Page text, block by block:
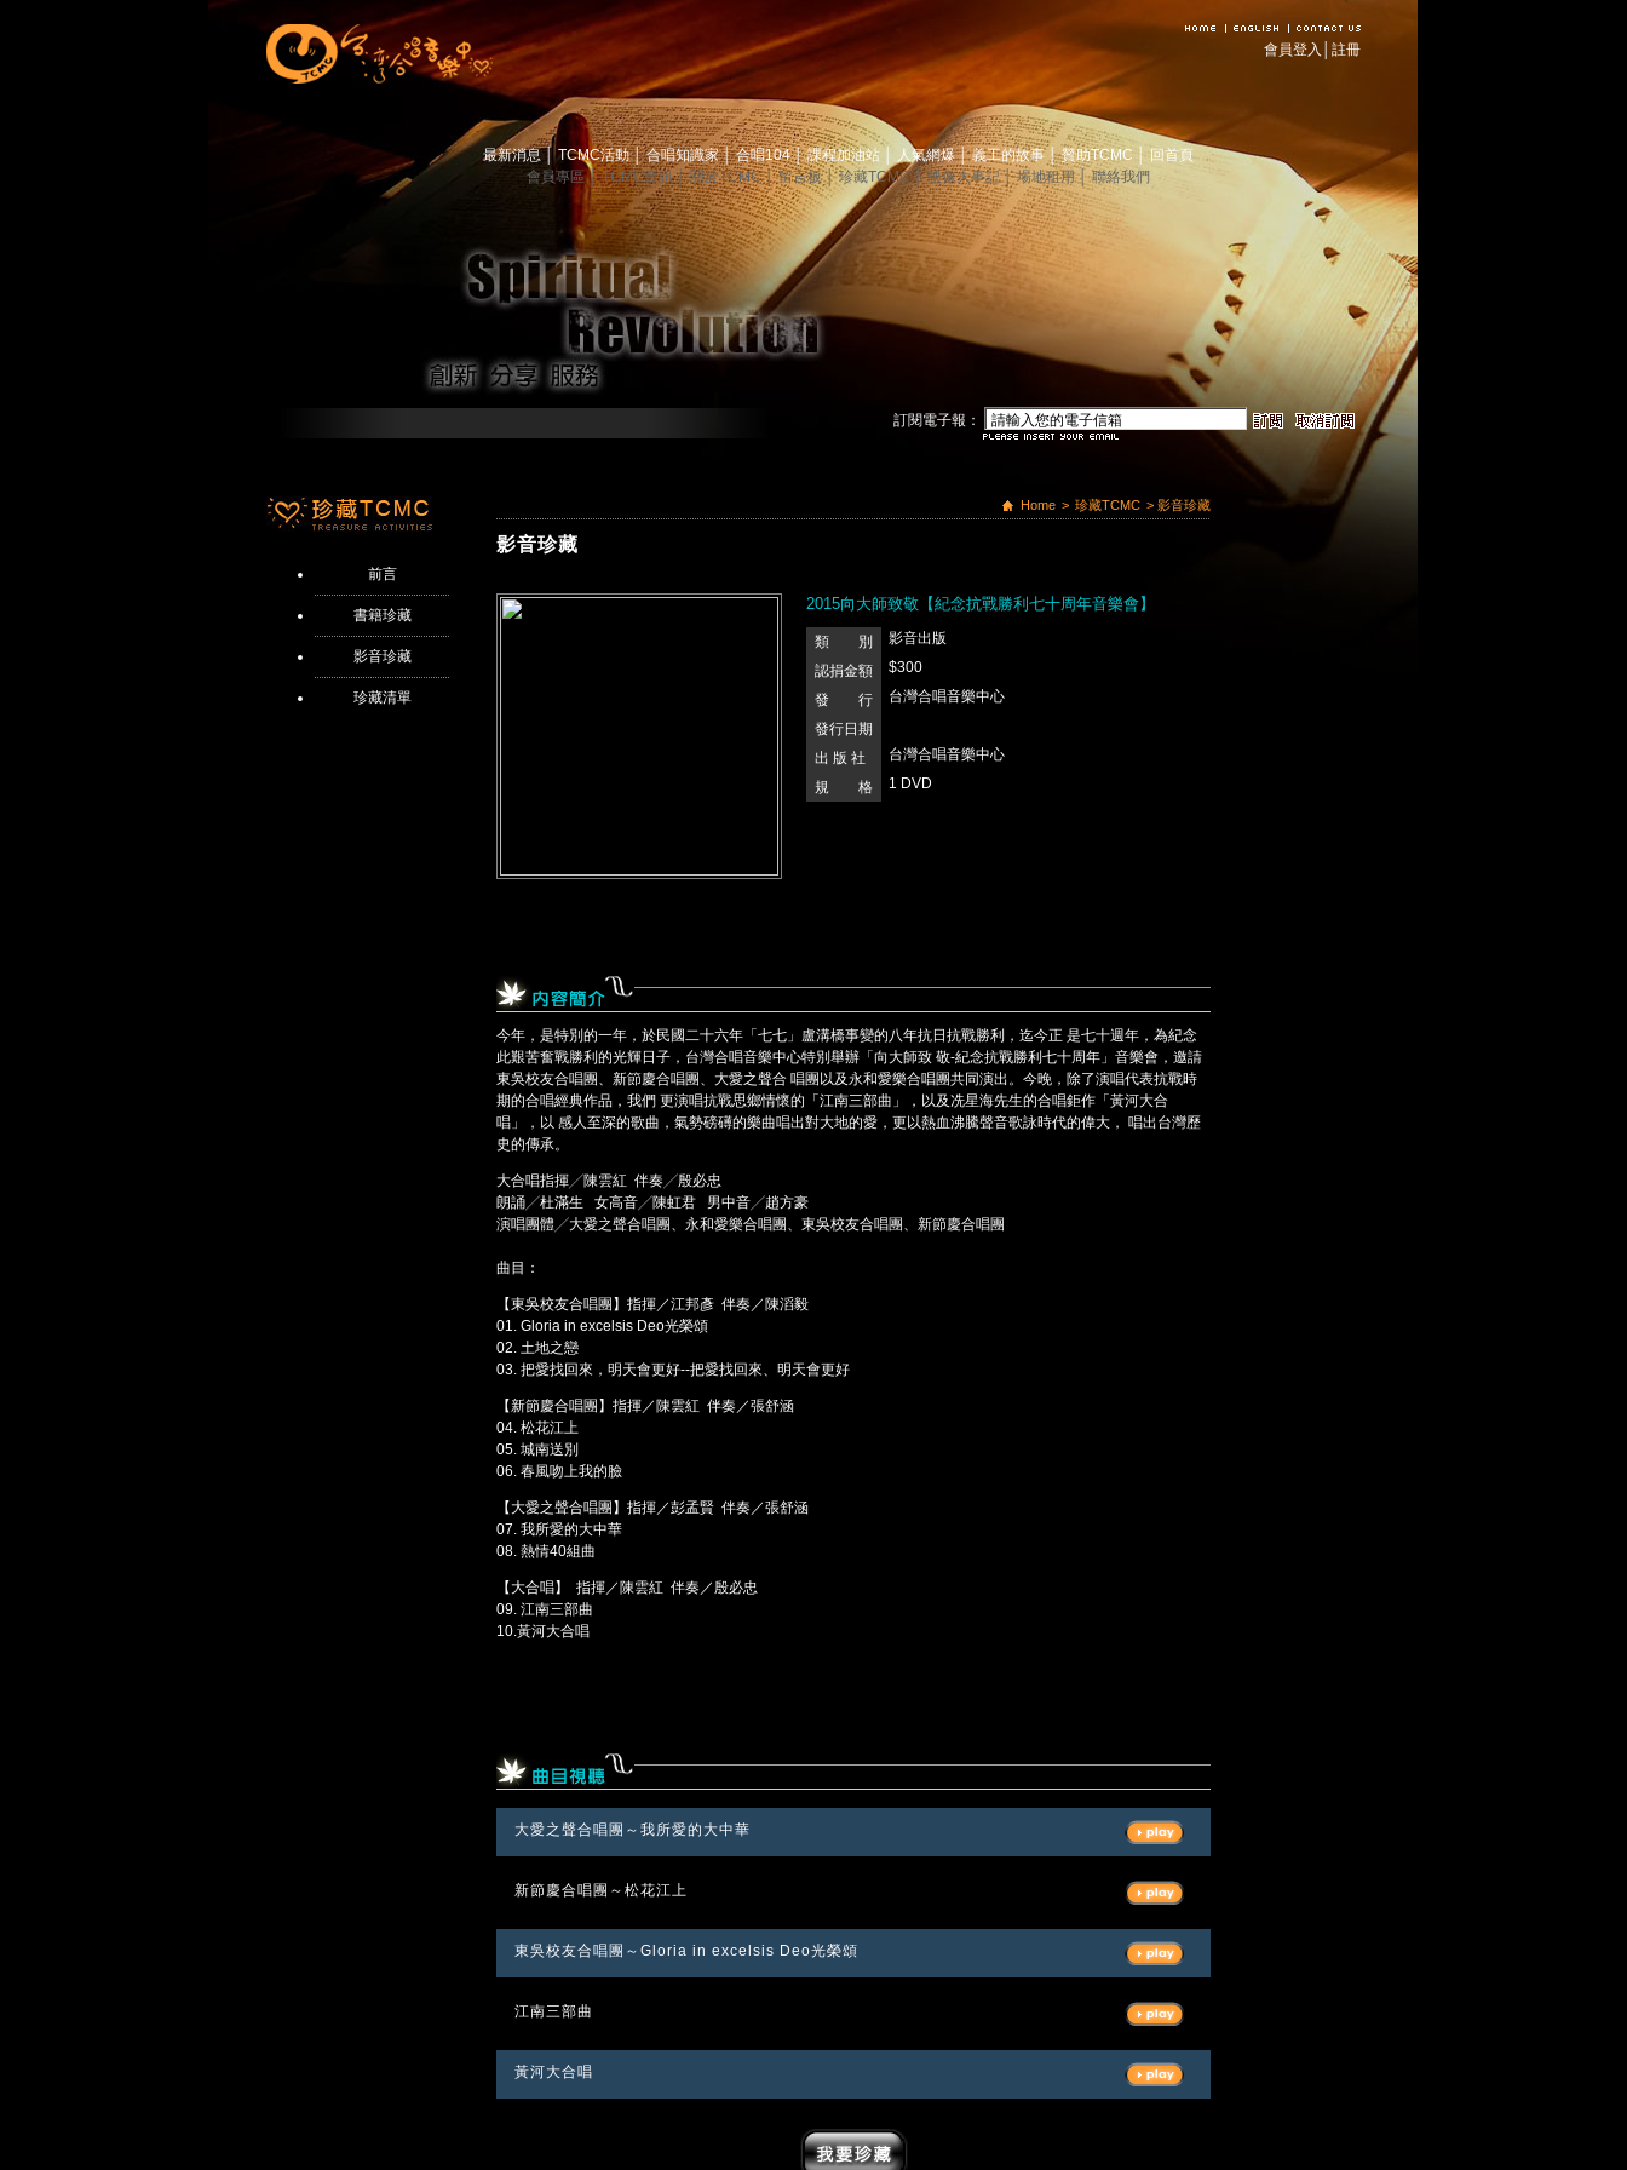
註冊
會員登入
最新消息 TCMC活動│ 合唱知識家│ 合唱104│ 課程加油站 人氣網爆│ 義工的故事 │ 贊助TCMC │ 回首頁
會員專區│ TCMC會訊│ 關於TCMC│ 留言板│ 珍藏TCMC│ 映像大事記│ 場地租用│ 聯絡我們
訂閱電子報：
前言
書籍珍藏
影音珍藏
珍藏清單
Home > 珍藏TCMC > 影音珍藏
影音珍藏
2015向大師致敬【紀念抗戰勝利七十周年音樂會】
類 別
影音出版
認捐金額
$300
發 行
台灣合唱音樂中心
發行日期
出 版 社
台灣合唱音樂中心
規 格
1 DVD
今年，是特別的一年，於民國二十六年「七七」盧溝橋事變的八年抗日抗戰勝利，迄今正 是七十週年，為紀念
此艱苦奮戰勝利的光輝日子，台灣合唱音樂中心特別舉辦「向大師致 敬-紀念抗戰勝利七十周年」音樂會，邀請
東吳校友合唱團、新節慶合唱團、大愛之聲合 唱團以及永和愛樂合唱團共同演出。今晚，除了演唱代表抗戰時
期的合唱經典作品，我們 更演唱抗戰思鄉情懷的「江南三部曲」，以及冼星海先生的合唱鉅作「黃河大合
唱」，以 感人至深的歌曲，氣勢磅礡的樂曲唱出對大地的愛，更以熱血沸騰聲音歌詠時代的偉大， 唱出台灣歷
史的傳承。
大合唱指揮╱陳雲紅 伴奏╱殷必忠
朗誦╱杜滿生 女高音╱陳虹君 男中音╱趙方豪
演唱團體╱大愛之聲合唱團、永和愛樂合唱團、東吳校友合唱團、新節慶合唱團
曲目：
【東吳校友合唱團】指揮／江邦彥 伴奏／陳滔毅
01. Gloria in excelsis Deo光榮頌
02. 土地之戀
03. 把愛找回來，明天會更好--把愛找回來、明天會更好
【新節慶合唱團】指揮／陳雲紅 伴奏／張舒涵
04 . 松花江上
05 . 城南送別
06 . 春風吻上我的臉
【大愛之聲合唱團】指揮／彭孟賢 伴奏／張舒涵
07 . 我所愛的大中華
08 . 熱情40組曲
【大合唱】 指揮／陳雲紅 伴奏／殷必忠
09 . 江南三部曲
10.黃河大合唱
大愛之聲合唱團～我所愛的大中華
新節慶合唱團～松花江上
東吳校友合唱團～Gloria in excelsis Deo光榮頌
江南三部曲
黃河大合唱